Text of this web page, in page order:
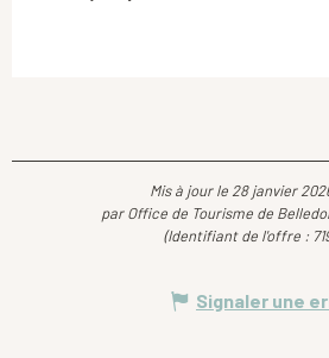
Mis à jour le 28 janvier
par Office de Tourisme de
(Identifiant de l'offre :
Signaler une